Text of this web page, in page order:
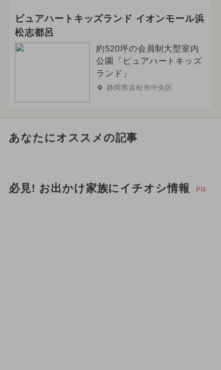
ピュアハートキッズランド イオンモール浜
松志都呂
約520坪の会員制大型室内
公園「ピュアハートキッズ
ランド」
静岡県浜松市中央区
あなたにオススメの記事
必見! お出かけ家族にイチオシ情報 PR